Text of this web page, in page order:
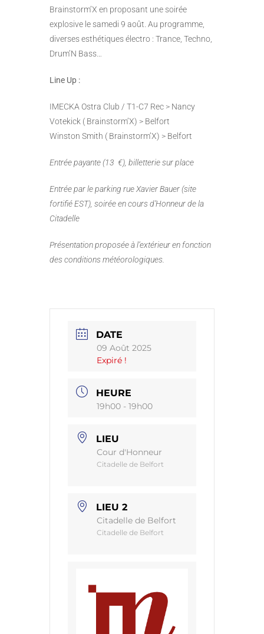
Brainstorm’X en proposant une soirée
explosive le samedi 9 août. Au programme,
diverses esthétiques électro : Trance, Techno,
Drum’N Bass…
Line Up :
IMECKA Ostra Club / T1-C7 Rec > Nancy
Votekick ( Brainstorm’X) > Belfort
Winston Smith ( Brainstorm’X) > Belfort
Entrée payante (13 €), billetterie sur place
Entrée par le parking rue Xavier Bauer (site
fortifié EST), soirée en cours d’Honneur de la
Citadelle
Présentation proposée à l’extérieur en fonction
des conditions météorologiques.
DATE
09 Août 2025
Expiré !
HEURE
19h00 - 19h00
LIEU
Cour d'Honneur
Citadelle de Belfort
LIEU 2
Citadelle de Belfort
Citadelle de Belfort